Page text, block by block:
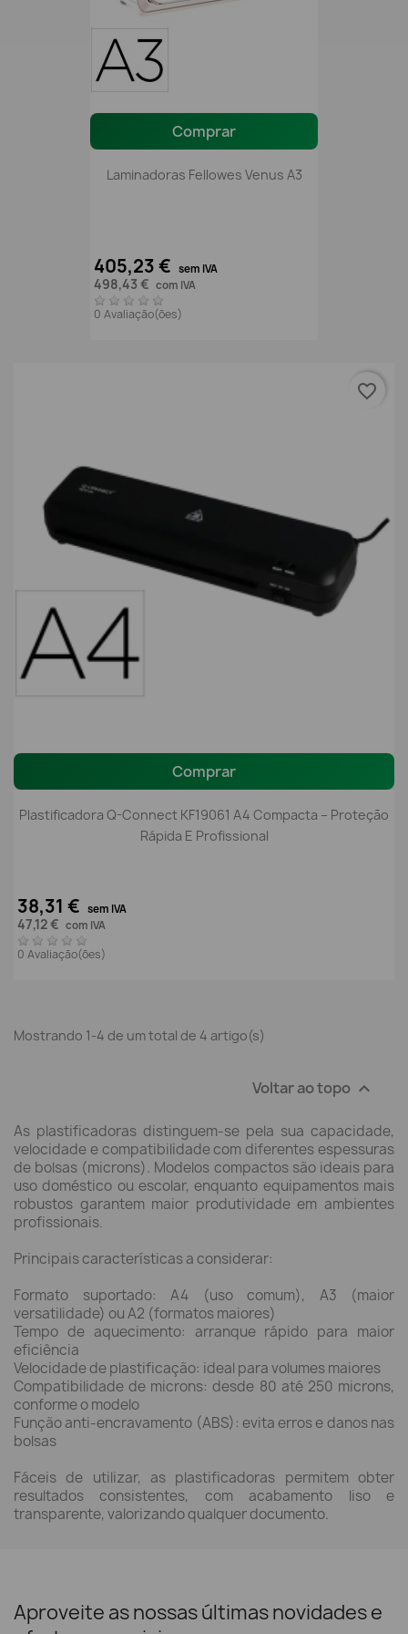
Comprar
Laminadoras Fellowes Venus A3
405,23 € sem IVA
498,43 € com IVA
0 Avaliação(ões)
Comprar
Plastificadora Q-Connect KF19061 A4 Compacta – Proteção
Rápida E Profissional
38,31 € sem IVA
47,12 € com IVA
0 Avaliação(ões)
favorite_border
Mostrando 1-4 de um total de 4 artigo(s)
Voltar ao topo 
As plastificadoras distinguem-se pela sua capacidade,
velocidade e compatibilidade com diferentes espessuras
de bolsas (microns). Modelos compactos são ideais para
uso doméstico ou escolar, enquanto equipamentos mais
robustos garantem maior produtividade em ambientes
profissionais.
Principais características a considerar:
Formato suportado: A4 (uso comum), A3 (maior
versatilidade) ou A2 (formatos maiores)
Tempo de aquecimento: arranque rápido para maior
eficiência
Velocidade de plastificação: ideal para volumes maiores
Compatibilidade de microns: desde 80 até 250 microns,
conforme o modelo
Função anti-encravamento (ABS): evita erros e danos nas
bolsas
Fáceis de utilizar, as plastificadoras permitem obter
resultados consistentes, com acabamento liso e
transparente, valorizando qualquer documento.
Aproveite as nossas últimas novidades e